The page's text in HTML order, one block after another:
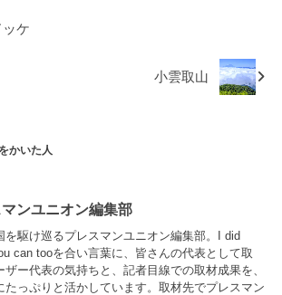
ケ
小雲取山
かいた人
ンユニオン編集部
を駆け巡るプレスマンユニオン編集部。I did
can tooを合い言葉に、皆さんの代表として取
ザー代表の気持ちと、記者目線での取材成果を、
たっぷりと活かしています。取材先でプレスマン